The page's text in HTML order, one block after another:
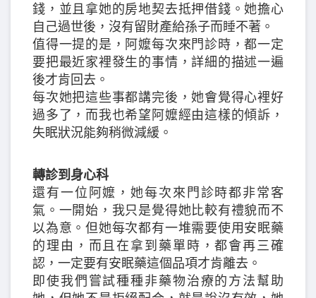
錢，並且拿她的房地契去抵押借錢。她擔心
自己過世後，沒有留財產給孫子而睡不著。
值得一提的是，阿嬤每次來門診時，都一定
要把最近家裡發生的事情，詳細的描述一遍
後才肯回去。
每次她把這些事都講完後，她會覺得心裡好
過多了，而我也希望阿嬤經由這樣的傾訴，
失眠狀況能夠稍微減緩。
轉診到身心科
還有一位阿嬤，她每次來門診時都非常客
氣。一開始，我只是覺得她比較有禮貌而不
以為意。但她每次都有一堆需要使用安眠藥
的理由，而且在拿到藥單時，都會再三確
認，一定要有安眠藥這個品項才肯離去。
即使我們嘗試種種非藥物治療的方法幫助